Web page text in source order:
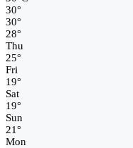
30°
30°
28°
Thu
25°
Fri
19°
Sat
19°
Sun
21°
Mon